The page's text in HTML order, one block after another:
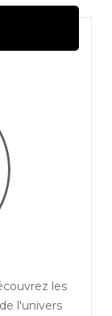
les
l'univers